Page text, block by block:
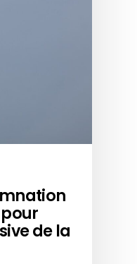
pour
de la